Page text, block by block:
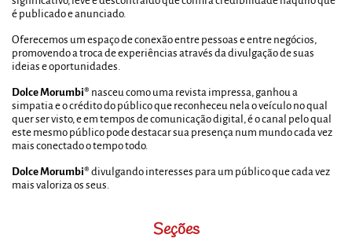
é publicado e anunciado.
Oferecemos um espaço de conexão entre pessoas e entre negócios,
promovendo a troca de experiências através da divulgação de suas
ideias e oportunidades.
Dolce Morumbi® nasceu como uma revista impressa, ganhou a
simpatia e o crédito do público que reconheceu nela o veículo no qual
quer ser visto, e em tempos de comunicação digital, é o canal pelo qual
este mesmo público pode destacar sua presença num mundo cada vez
mais conectado o tempo todo.
Dolce Morumbi® divulgando interesses para um público que cada vez
mais valoriza os seus.
Seções